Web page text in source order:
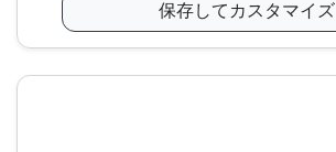
保存してカスタマイズ